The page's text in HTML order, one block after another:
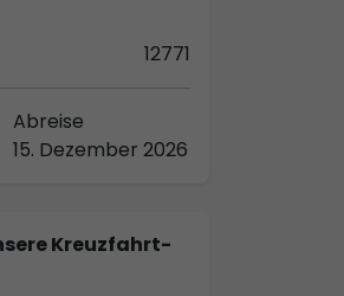
12771
Abreise
15. Dezember 2026
Kreuzfahrt-